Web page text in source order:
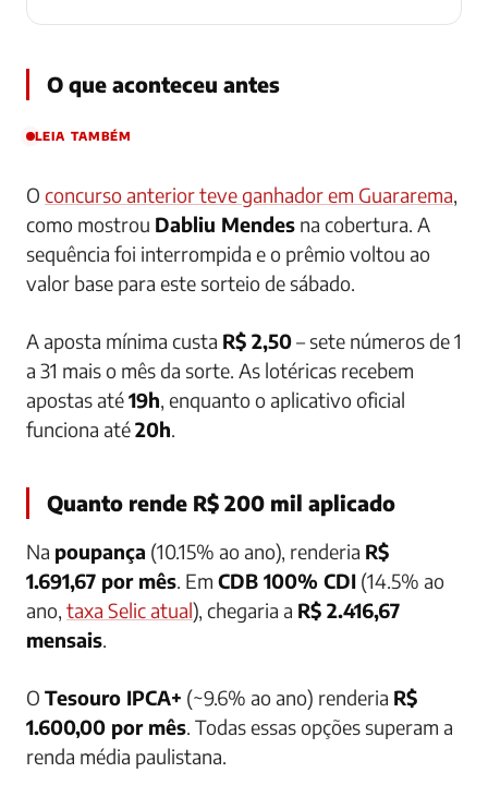
O que aconteceu antes
LEIA TAMBÉM
O concurso anterior teve ganhador em Guararema,
como mostrou Dabliu Mendes na cobertura. A
sequência foi interrompida e o prêmio voltou ao
valor base para este sorteio de sábado.
A aposta mínima custa R$ 2,50– sete números de 1
a 31 mais o mês da sorte. As lotéricas recebem
apostas até19h, enquanto o aplicativo oficial
funciona até20h.
Quanto rende R$ 200 mil aplicado
Na poupança (10.15% ao ano), renderia R$
1.691,67 por mês. Em CDB 100% CDI (14.5% ao
ano, taxa Selic atual), chegaria a R$ 2.416,67
mensais.
O Tesouro IPCA+ (~9.6% ao ano) renderia R$
1.600,00 por mês. Todas essas opções superam a
renda média paulistana.